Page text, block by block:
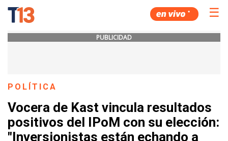
☰
PUBLICIDAD
POLÍTICA
Vocera de Kast vincula resultados
positivos del IPoM con su elección:
"Inversionistas están echando a